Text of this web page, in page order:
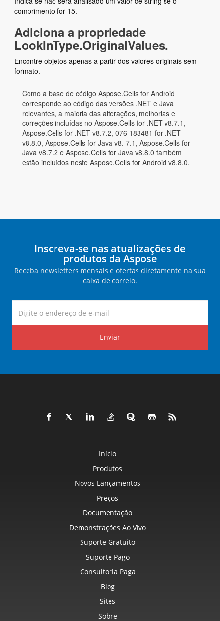
comprimento for 15.
Adiciona a propriedade
LookInType.OriginalValues.
Encontre objetos apenas a partir dos valores originais sem
formato.
Como a base de código Aspose.Cells for Android
corresponde ao código das versões .NET e Java
relevantes, a maioria das alterações, melhorias e
correções incluídas no Aspose.Cells for .NET v8.7.1,
Aspose.Cells for .NET v8.7.2, 076 183481 for .NET
v8.8.0, Aspose.Cells for Java v8. 7.1, Aspose.Cells for
Java v8.7.2 e Aspose.Cells for Java v8.8.0 também
estão incluídos neste Aspose.Cells for Android v8.8.0.
Inscreva-se nas atualizações de
produtos da Aspose
Receba newsletters mensais e ofertas diretamente na sua
caixa de correio.
Enviar
Início
Produtos
Novos Lançamentos
Preços
Documentação
Demonstrações Ao Vivo
Suporte Gratuito
Suporte Pago
Consultoria Paga
Blog
Sites
Sobre